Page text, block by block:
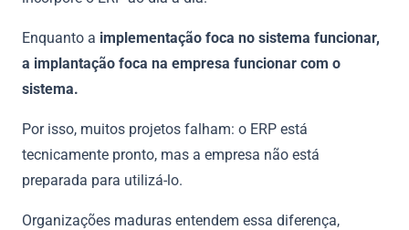
Enquanto a implementação foca no sistema funcionar,
a implantação foca na empresa funcionar com o
sistema.
Por isso, muitos projetos falham: o ERP está
tecnicamente pronto, mas a empresa não está
preparada para utilizá-lo.
Organizações maduras entendem essa diferença,